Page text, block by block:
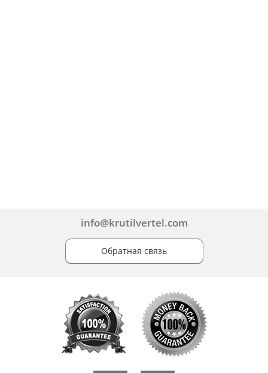
info@krutilvertel.com
Обратная связь